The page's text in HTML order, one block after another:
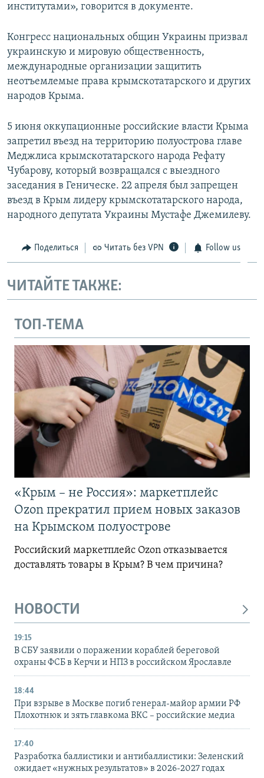
институтами», говорится в документе.
Конгресс национальных общин Украины призвал
украинскую и мировую общественность,
международные организации защитить
неотъемлемые права крымскотатарского и других
народов Крыма.
5 июня оккупационные российские власти Крыма
запретил въезд на территорию полуострова главе
Меджлиса крымскотатарского народа Рефату
Чубарову, который возвращался с выездного
заседания в Геническе. 22 апреля был запрещен
въезд в Крым лидеру крымскотатарского народа,
народного депутата Украины Мустафе Джемилеву.
Поделиться Читать без VPN Follow us
ЧИТАЙТЕ ТАКЖЕ:
ТОП-ТЕМА
«Крым – не Россия»: маркетплейс
Ozon прекратил прием новых заказов
на Крымском полуострове
Российский маркетплейс Ozon отказывается
доставлять товары в Крым? В чем причина?
НОВОСТИ
19:15
В СБУ заявили о поражении кораблей береговой
охраны ФСБ в Керчи и НПЗ в российском Ярославле
18:44
При взрыве в Москве погиб генерал-майор армии РФ
Плохотнюк и зять главкома ВКС – российские медиа
17:40
Разработка баллистики и антибаллистики: Зеленский
ожидает «нужных результатов» в 2026-2027 годах